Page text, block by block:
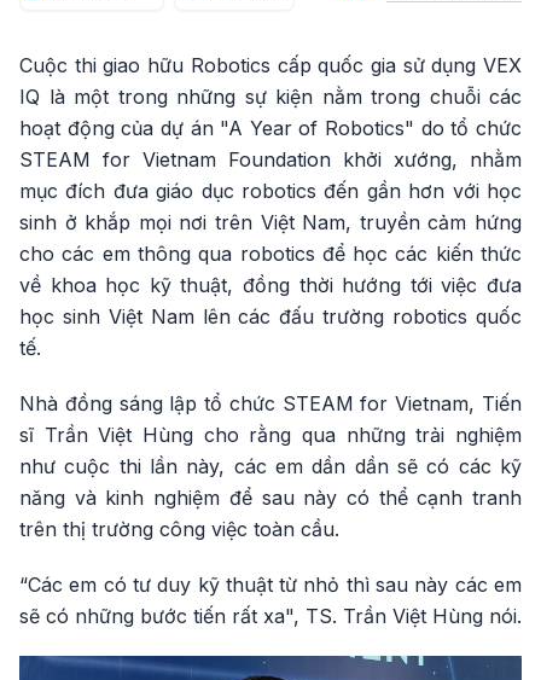
Cuộc thi giao hữu Robotics cấp quốc gia sử dụng VEX
IQ là một trong những sự kiện nằm trong chuỗi các
hoạt động của dự án "A Year of Robotics" do tổ chức
STEAM for Vietnam Foundation khởi xướng, nhằm
mục đích đưa giáo dục robotics đến gần hơn với học
sinh ở khắp mọi nơi trên Việt Nam, truyền cảm hứng
cho các em thông qua robotics để học các kiến thức
về khoa học kỹ thuật, đồng thời hướng tới việc đưa
học sinh Việt Nam lên các đấu trường robotics quốc
tế.
Nhà đồng sáng lập tổ chức STEAM for Vietnam, Tiến
sĩ Trần Việt Hùng cho rằng qua những trải nghiệm
như cuộc thi lần này, các em dần dần sẽ có các kỹ
năng và kinh nghiệm để sau này có thể cạnh tranh
trên thị trường công việc toàn cầu.
“Các em có tư duy kỹ thuật từ nhỏ thì sau này các em
sẽ có những bước tiến rất xa", TS. Trần Việt Hùng nói.